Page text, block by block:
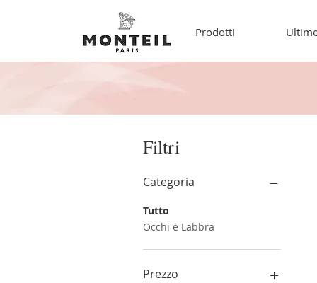
Prodotti
Filtri
Categoria
Tutto
Occhi e Labbra
Prezzo